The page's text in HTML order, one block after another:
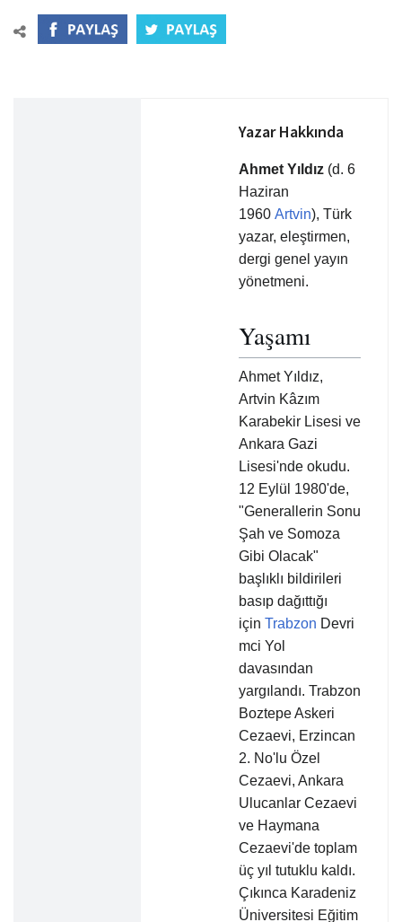
Yazar Hakkında
Ahmet Yıldız (d. 6
Haziran
1960 Artvin), Türk
yazar, eleştirmen,
dergi genel yayın
yönetmeni.
Yaşamı
Ahmet Yıldız,
Artvin Kâzım
Karabekir Lisesi ve
Ankara Gazi
Lisesi'nde okudu.
12 Eylül 1980'de,
"Generallerin Sonu
Şah ve Somoza
Gibi Olacak"
başlıklı bildirileri
basıp dağıttığı
için Trabzon Devri
mci Yol
davasından
yargılandı. Trabzon
Boztepe Askeri
Cezaevi, Erzincan
2. No'lu Özel
Cezaevi, Ankara
Ulucanlar Cezaevi
ve Haymana
Cezaevi'de toplam
üç yıl tutuklu kaldı.
Çıkınca Karadeniz
Üniversitesi Eğitim